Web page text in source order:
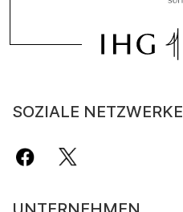
SOZIALE NETZWERKE